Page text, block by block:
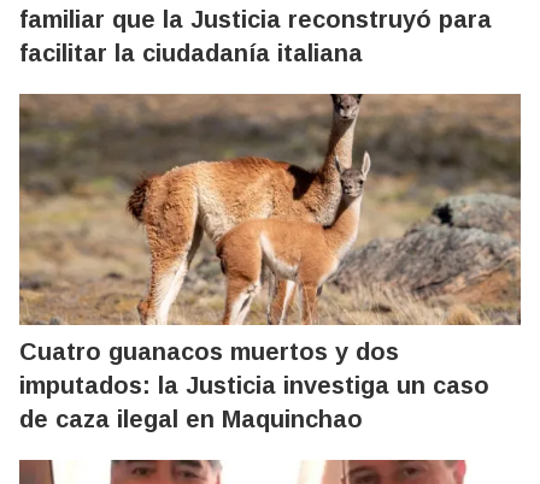
familiar que la Justicia reconstruyó para
facilitar la ciudadanía italiana
Cuatro guanacos muertos y dos
imputados: la Justicia investiga un caso
de caza ilegal en Maquinchao